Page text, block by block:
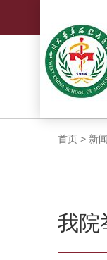
首页 > 新
我院